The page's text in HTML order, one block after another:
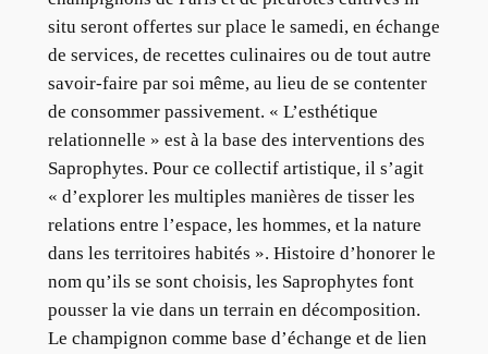
situ seront offertes sur place le samedi, en échange
de services, de recettes culinaires ou de tout autre
savoir-faire par soi même, au lieu de se contenter
de consommer passivement. « L’esthétique
relationnelle » est à la base des interventions des
Saprophytes. Pour ce collectif artistique, il s’agit
« d’explorer les multiples manières de tisser les
relations entre l’espace, les hommes, et la nature
dans les territoires habités ». Histoire d’honorer le
nom qu’ils se sont choisis, les Saprophytes font
pousser la vie dans un terrain en décomposition.
Le champignon comme base d’échange et de lien